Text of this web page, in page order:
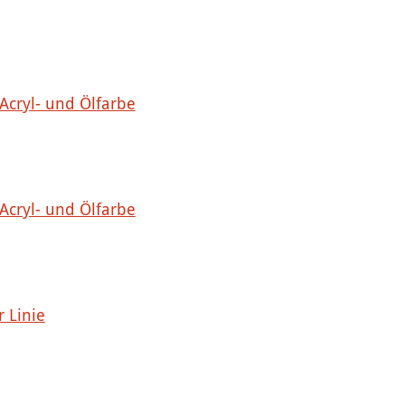
und Ölfarbe
und Ölfarbe
Linie